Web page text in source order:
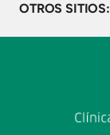
OTROS SITIOS: